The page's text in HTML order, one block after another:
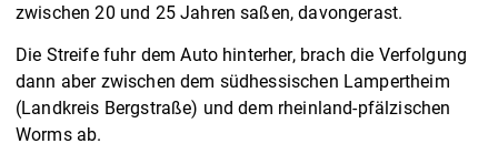
zwischen 20 und 25 Jahren saßen, davongerast.
Die Streife fuhr dem Auto hinterher, brach die Verfolgung
dann aber zwischen dem südhessischen Lampertheim
(Landkreis Bergstraße) und dem rheinland-pfälzischen
Worms ab.